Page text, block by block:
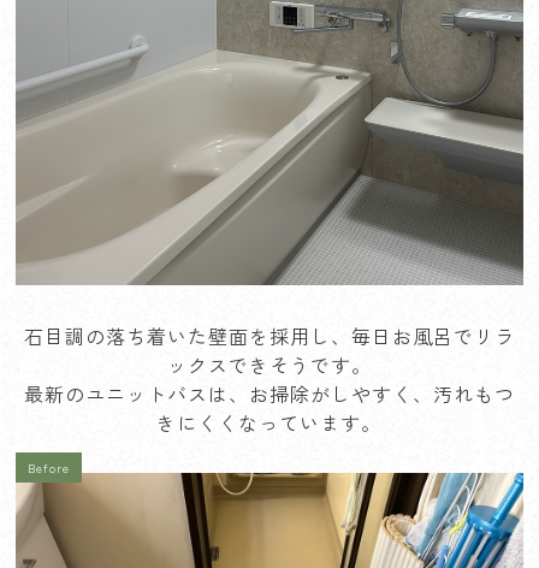
石目調の落ち着いた壁面を採用し、毎日お風呂でリラ
ックスできそうです。
最新のユニットバスは、お掃除がしやすく、汚れもつ
きにくくなっています。
Before